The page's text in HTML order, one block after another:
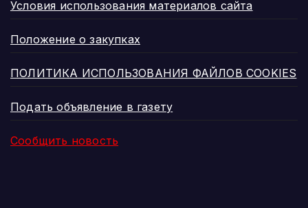
Условия использования материалов сайта
Положение о закупках
ПОЛИТИКА ИСПОЛЬЗОВАНИЯ ФАЙЛОВ COOKIES
Подать объявление в газету
Сообщить новость